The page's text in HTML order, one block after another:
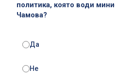
политика, която води
Чамова?
Да
Не